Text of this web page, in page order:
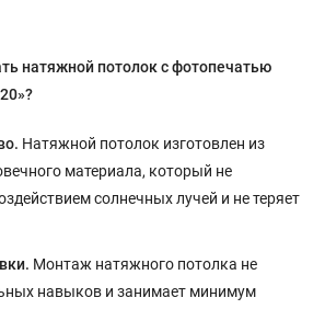
натяжной потолок с фотопечатью
Натяжной потолок изготовлен из
материала, который не
солнечных лучей и не теряет
Монтаж натяжного потолка не
навыков и занимает минимум